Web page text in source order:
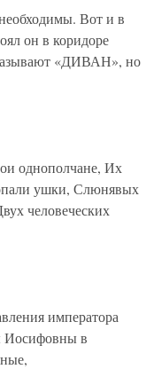
Вот и в
он в коридоре
«ДИВАН», но
однополчане, Их
ушки, Слюнявых
человеческих
императора
Иосифовны в